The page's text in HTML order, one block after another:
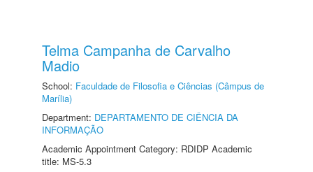
Telma Campanha de Carvalho
Madio
School: Faculdade de Filosofia e Ciências (Câmpus de
Marília)
Department: DEPARTAMENTO DE CIÊNCIA DA
INFORMAÇÃO
Academic Appointment Category: RDIDP Academic
title: MS-5.3